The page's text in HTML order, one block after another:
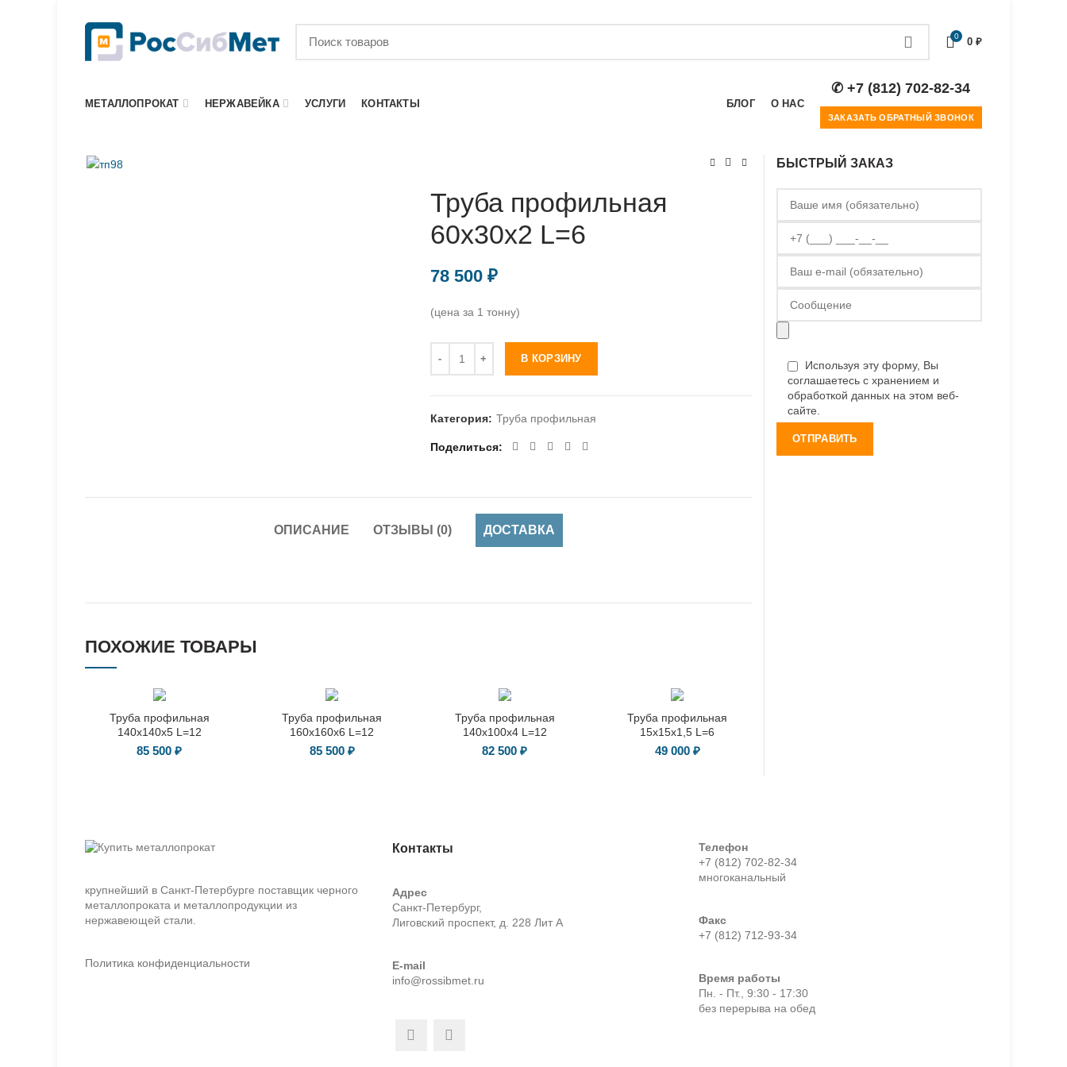
0 0 ₽
МЕТАЛЛОПРОКАТ НЕРЖАВЕЙКА УСЛУГИ КОНТАКТЫ БЛОГ О НАС
✆ +7 (812) 702-82-34
ЗАКАЗАТЬ ОБРАТНЫЙ ЗВОНОК
Труба профильная
60х30х2 L=6
78 500 ₽
(цена за 1 тонну)
В КОРЗИНУ
Категория: Труба профильная
Поделиться
ОПИСАНИЕ ОТЗЫВЫ (0) ДОСТАВКА
ПОХОЖИЕ ТОВАРЫ
Труба профильная
140х140х5 L=12
85 500₽
Труба профильная
160х160х6 L=12
85 500 ₽
Труба профильная
140х100х4 L=12
82 500₽
Труба профильная
15х15х1,5 L=6
49 000 ₽
БЫСТРЫЙ ЗАКАЗ
Используя эту форму, Вы
соглашаетесь с хранением и
обработкой данных на этом веб-
сайте.
крупнейший в Санкт-Петербурге поставщик черного
металлопроката и металлопродукции из
нержавеющей стали.
Политика конфиденциальности
Контакты
Адрес
Санкт-Петербург,
Лиговский проспект, д. 228 Лит А
E-mail
info@rossibmet.ru
Телефон
+7 (812) 702-82-34
многоканальный
Факс
+7 (812) 712-93-34
Время работы
Пн. - Пт., 9:30 - 17:30
без перерыва на обед